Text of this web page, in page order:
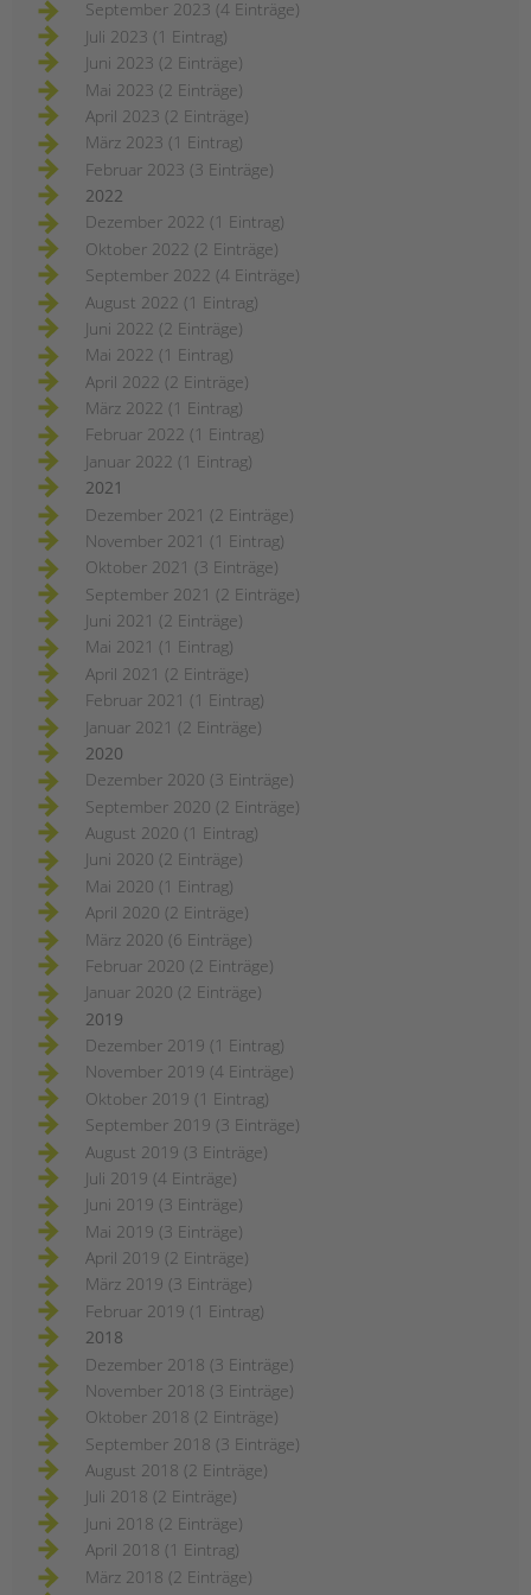
September 2023 (4 Einträge)
Juli 2023 (1 Eintrag)
Juni 2023 (2 Einträge)
Mai 2023 (2 Einträge)
April 2023 (2 Einträge)
März 2023 (1 Eintrag)
Februar 2023 (3 Einträge)
2022
Dezember 2022 (1 Eintrag)
Oktober 2022 (2 Einträge)
September 2022 (4 Einträge)
August 2022 (1 Eintrag)
Juni 2022 (2 Einträge)
Mai 2022 (1 Eintrag)
April 2022 (2 Einträge)
März 2022 (1 Eintrag)
Februar 2022 (1 Eintrag)
Januar 2022 (1 Eintrag)
2021
Dezember 2021 (2 Einträge)
November 2021 (1 Eintrag)
Oktober 2021 (3 Einträge)
September 2021 (2 Einträge)
Juni 2021 (2 Einträge)
Mai 2021 (1 Eintrag)
April 2021 (2 Einträge)
Februar 2021 (1 Eintrag)
Januar 2021 (2 Einträge)
2020
Dezember 2020 (3 Einträge)
September 2020 (2 Einträge)
August 2020 (1 Eintrag)
Juni 2020 (2 Einträge)
Mai 2020 (1 Eintrag)
April 2020 (2 Einträge)
März 2020 (6 Einträge)
Februar 2020 (2 Einträge)
Januar 2020 (2 Einträge)
2019
Dezember 2019 (1 Eintrag)
November 2019 (4 Einträge)
Oktober 2019 (1 Eintrag)
September 2019 (3 Einträge)
August 2019 (3 Einträge)
Juli 2019 (4 Einträge)
Juni 2019 (3 Einträge)
Mai 2019 (3 Einträge)
April 2019 (2 Einträge)
März 2019 (3 Einträge)
Februar 2019 (1 Eintrag)
2018
Dezember 2018 (3 Einträge)
November 2018 (3 Einträge)
Oktober 2018 (2 Einträge)
September 2018 (3 Einträge)
August 2018 (2 Einträge)
Juli 2018 (2 Einträge)
Juni 2018 (2 Einträge)
April 2018 (1 Eintrag)
März 2018 (2 Einträge)